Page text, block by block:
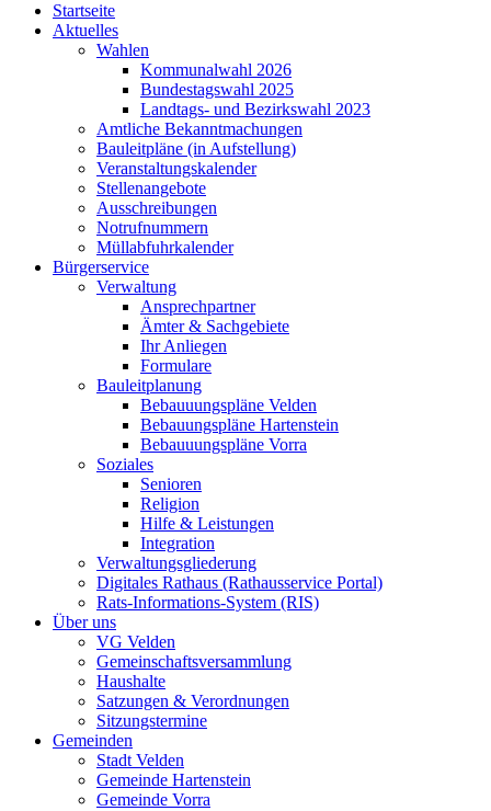
Startseite
Aktuelles
Wahlen
Kommunalwahl 2026
Bundestagswahl 2025
Landtags- und Bezirkswahl 2023
Amtliche Bekanntmachungen
Bauleitpläne (in Aufstellung)
Veranstaltungskalender
Stellenangebote
Ausschreibungen
Notrufnummern
Müllabfuhrkalender
Bürgerservice
Verwaltung
Ansprechpartner
Ämter & Sachgebiete
Ihr Anliegen
Formulare
Bauleitplanung
Bebauuungspläne Velden
Bebauungspläne Hartenstein
Bebauuungspläne Vorra
Soziales
Senioren
Religion
Hilfe & Leistungen
Integration
Verwaltungsgliederung
Digitales Rathaus (Rathausservice Portal)
Rats-Informations-System (RIS)
Über uns
VG Velden
Gemeinschaftsversammlung
Haushalte
Satzungen & Verordnungen
Sitzungstermine
Gemeinden
Stadt Velden
Gemeinde Hartenstein
Gemeinde Vorra